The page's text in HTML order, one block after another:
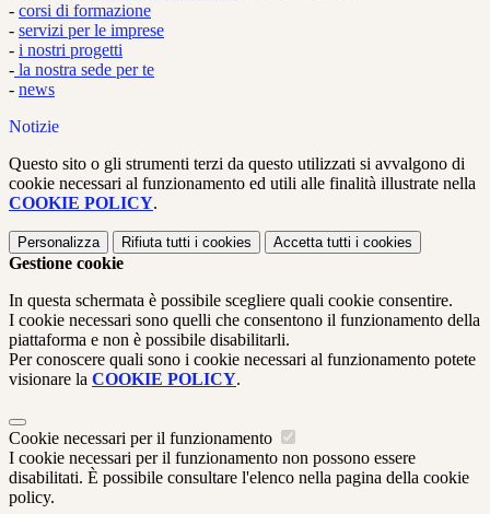
- corsi di formazione
- servizi per le imprese
- i nostri progetti
- la nostra sede per te
- news
Notizie
Questo sito o gli strumenti terzi da questo utilizzati si avvalgono di
cookie necessari al funzionamento ed utili alle finalità illustrate nella
COOKIE POLICY.
Personalizza Rifiuta tutti i cookies Accetta tutti i cookies
Gestione cookie
In questa schermata è possibile scegliere quali cookie consentire.
I cookie necessari sono quelli che consentono il funzionamento della
piattaforma e non è possibile disabilitarli.
Per conoscere quali sono i cookie necessari al funzionamento potete
visionare la COOKIE POLICY.
Cookie necessari per il funzionamento
I cookie necessari per il funzionamento non possono essere
disabilitati. È possibile consultare l'elenco nella pagina della cookie
policy.